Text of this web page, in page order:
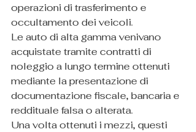
operazioni di trasferimento e
occultamento dei veicoli.
Le auto di alta gamma venivano
acquistate tramite contratti di
noleggio a lungo termine ottenuti
mediante la presentazione di
documentazione fiscale, bancaria e
reddituale falsa o alterata.
Una volta ottenuti i mezzi, questi